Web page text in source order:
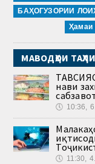
БАҲОГУЗОРИИ
Ҳамаи
МАВОДҲОИ
нави
🕔 10:36,
🕔 11:30,